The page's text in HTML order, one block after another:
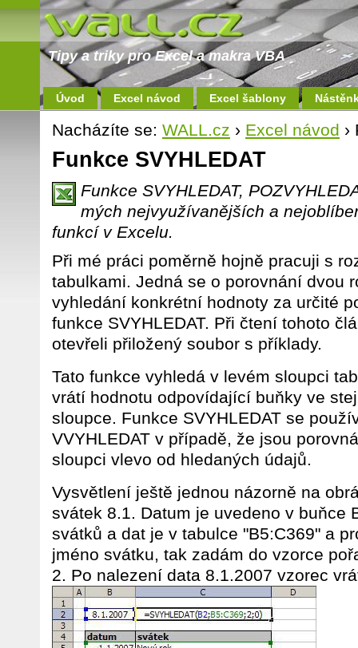
Tipy a triky pro Excel a makra VBA
Úvod Excel návod Excel šablony
Nacházíte se: WALL.cz › Excel návod ›
Funkce SVYHLEDAT
Funkce SVYHLEDAT,
mých nejvyužívanějších a
funkcí v Excelu.
Při mé práci poměrně hojně pracuji s
tabulkami. Jedná se o porovnání dvou
vyhledání konkrétní hodnoty za určité
funkce SVYHLEDAT. Při čtení tohoto
otevřeli přiložený soubor s příklady.
Tato funkce vyhledá v levém sloupci
vrátí hodnotu odpovídající buňky ve
sloupce. Funkce SVYHLEDAT se
VVYHLEDAT v případě, že jsou
sloupci vlevo od hledaných údajů.
Vysvětlení ještě jednou názorně na
svátek 8.1. Datum je uvedeno v buňce
svátků a dat je v tabulce "B5:C369" a
jméno svátku, tak zadám do vzorce
2. Po nalezení data 8.1.2007 vzorec